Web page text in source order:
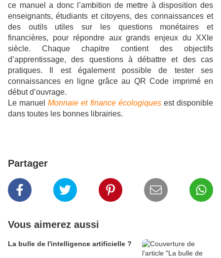
ce manuel a donc l’ambition de mettre à disposition des
enseignants, étudiants et citoyens, des connaissances et
des outils utiles sur les questions monétaires et
financières, pour répondre aux grands enjeux du XXIe
siècle. Chaque chapitre contient des objectifs
d’apprentissage, des questions à débattre et des cas
pratiques. Il est également possible de tester ses
connaissances en ligne grâce au QR Code imprimé en
début d’ouvrage.
Le manuelMonnaie et finance écologiquesest disponible
dans toutes les bonnes librairies.
Partager
Vous aimerez aussi
La bulle de l'intelligence artificielle ?